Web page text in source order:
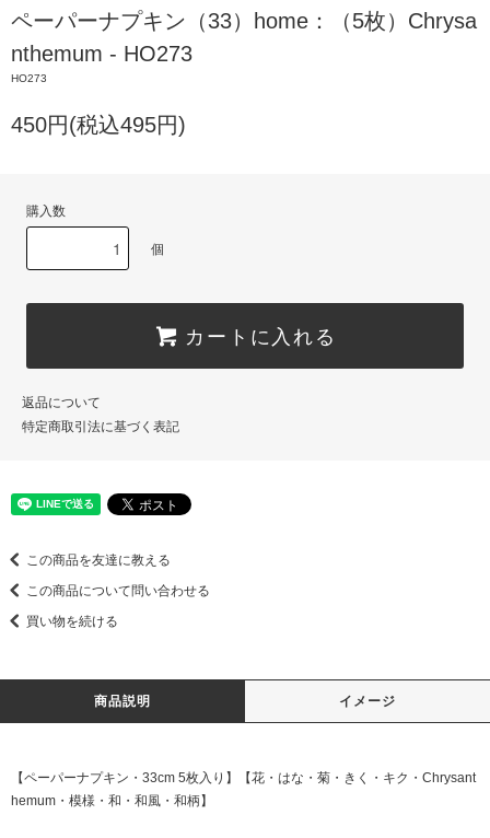
ペーパーナプキン（33）home：（5枚）Chrysa
nthemum - HO273
HO273
450円(税込495円)
購入数
個
カートに入れる
返品について
特定商取引法に基づく表記
この商品を友達に教える
この商品について問い合わせる
買い物を続ける
商品説明 イメージ
【ペーパーナプキン・33cm 5枚入り】【花・はな・菊・きく・キク・Chrysant
hemum・模様・和・和風・和柄】